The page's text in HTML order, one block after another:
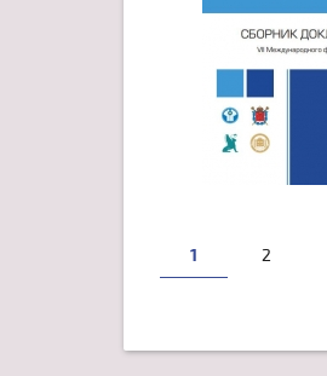
СТРАНИЦЫ
1 2